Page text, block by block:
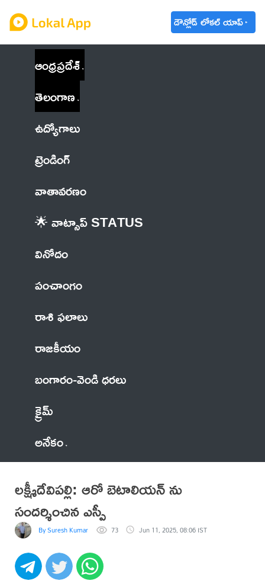
డౌన్లోడ్ లోకల్ యాప్
ఆంధ్రప్రదేశ్
తెలంగాణ
ఉద్యోగాలు
ట్రెండింగ్
వాతావరణం
🌟 వాట్సాప్ STATUS
వినోదం
పంచాంగం
రాశి ఫలాలు
రాజకీయం
బంగారం-వెండి ధరలు
క్రైమ్
అనేకం
లక్ష్మీదేవిపల్లి: ఆరో బెటాలియన్ ను
సందర్శించిన ఎస్పీ
By Suresh Kumar 73 Jun 11, 2025, 08:06 IST